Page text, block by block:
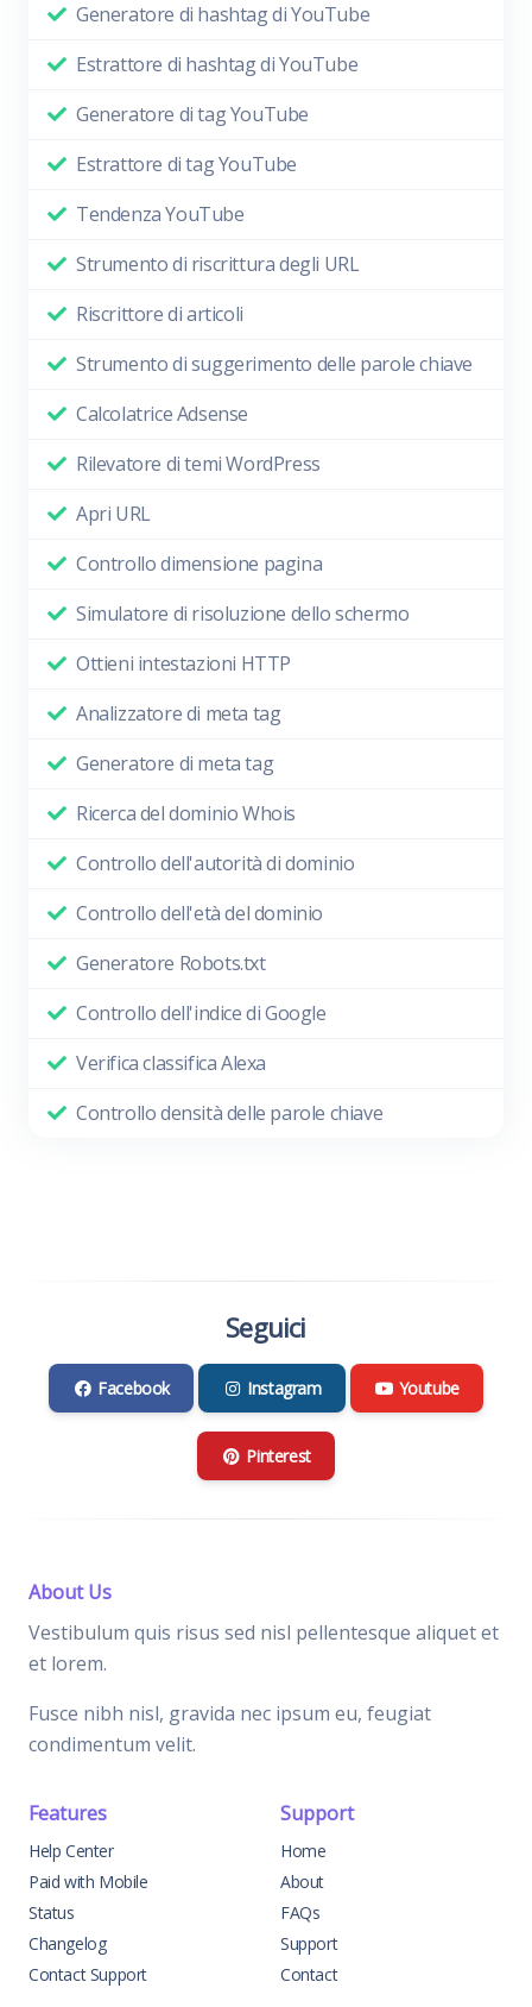
Generatore di hashtag di YouTube
Estrattore di hashtag di YouTube
Generatore di tag YouTube
Estrattore di tag YouTube
Tendenza YouTube
Strumento di riscrittura degli URL
Riscrittore di articoli
Strumento di suggerimento delle parole chiave
Calcolatrice Adsense
Rilevatore di temi WordPress
Apri URL
Controllo dimensione pagina
Simulatore di risoluzione dello schermo
Ottieni intestazioni HTTP
Analizzatore di meta tag
Generatore di meta tag
Ricerca del dominio Whois
Controllo dell'autorità di dominio
Controllo dell'età del dominio
Generatore Robots.txt
Controllo dell'indice di Google
Verifica classifica Alexa
Controllo densità delle parole chiave
Seguici
Facebook Instagram Youtube
Pinterest
About Us
Vestibulum quis risus sed nisl pellentesque aliquet et
et lorem.
Fusce nibh nisl, gravida nec ipsum eu, feugiat
condimentum velit.
Features
Help Center
Paid with Mobile
Status
Changelog
Contact Support
Support
Home
About
FAQs
Support
Contact